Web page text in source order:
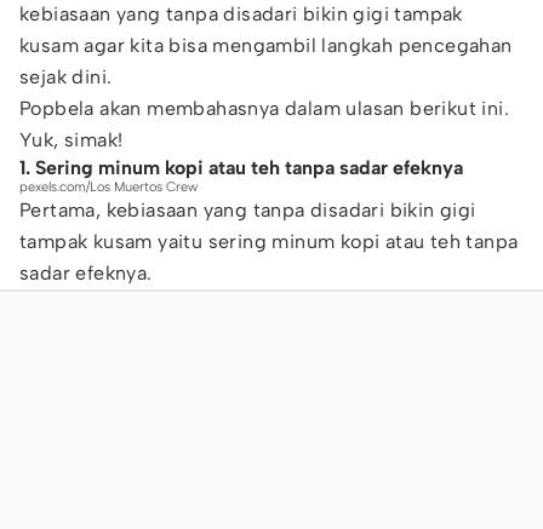
kebiasaan yang tanpa disadari bikin gigi tampak
kusam agar kita bisa mengambil langkah pencegahan
sejak dini.
Popbela akan membahasnya dalam ulasan berikut ini.
Yuk, simak!
1. Sering minum kopi atau teh tanpa sadar efeknya
pexels.com/Los Muertos Crew
Pertama, kebiasaan yang tanpa disadari bikin gigi
tampak kusam yaitu sering minum kopi atau teh tanpa
sadar efeknya.